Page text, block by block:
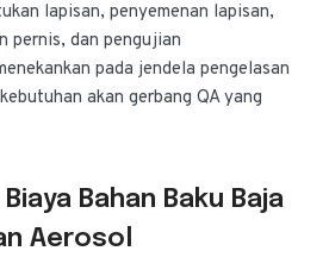
lapisan, penyemenan lapisan,
pernis, dan pengujian
pada jendela pengelasan
akan gerbang QA yang
Bahan Baku Baja
Aerosol